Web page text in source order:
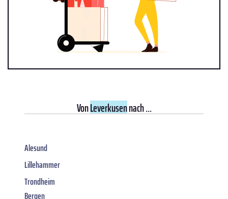
VonLeverkusennach ...
Alesund
Lillehammer
Trondheim
Bergen